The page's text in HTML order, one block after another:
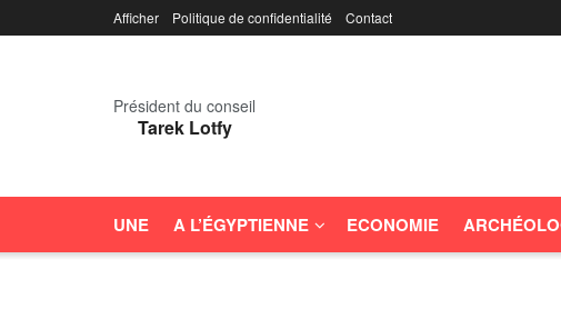
Afficher Politique de confidentialité Contact
Président du conseil
Tarek Lotfy
UNE A L’ÉGYPTIENNE ECONOMIE